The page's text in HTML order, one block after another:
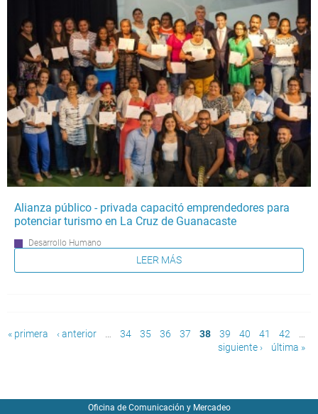
Alianza público - privada capacitó emprendedores para
potenciar turismo en La Cruz de Guanacaste
Desarrollo Humano
LEER MÁS
Páginas
« primera ‹ anterior … 34 35 36 37 38 39 40 41 42
…
siguiente ›
última »
Oficina de Comunicación y Mercadeo